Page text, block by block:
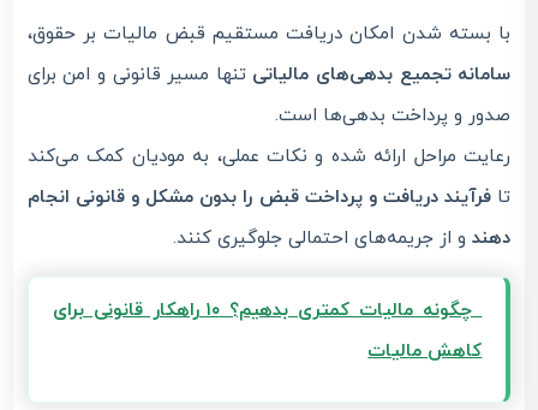
با بسته شدن امکان دریافت مستقیم قبض مالیات بر حقوق،
سامانه تجمیع بدهی‌های مالیاتی تنها مسیر قانونی و امن برای
صدور و پرداخت بدهی‌ها است.
رعایت مراحل ارائه شده و نکات عملی، به مودیان کمک می‌کند
تا فرآیند دریافت و پرداخت قبض را بدون مشکل و قانونی انجام
دهندو از جریمه‌های احتمالی جلوگیری کنند.
چگونه مالیات کمتری بدهیم؟ ۱۰ راهکار قانونی برای
کاهش مالیات